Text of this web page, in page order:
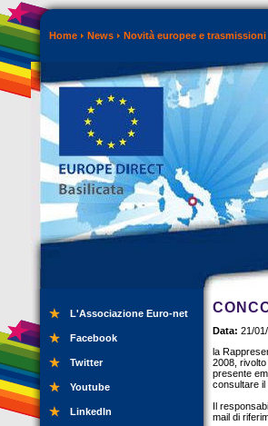
Home News Novità europee e trasmissioni
L'Associazione Euro-net
Facebook
Twitter
Youtube
LinkedIn
Data: 21/
la
2008,
presente
consultare il
Il
mail di